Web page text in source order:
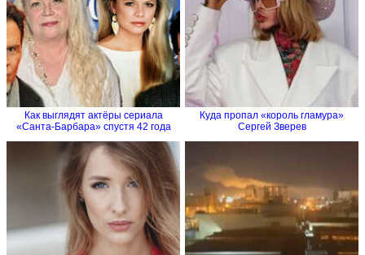
Как выглядят актёры сериала
«Санта-Барбара» спустя 42 года
Куда пропал «король гламура»
Сергей Зверев